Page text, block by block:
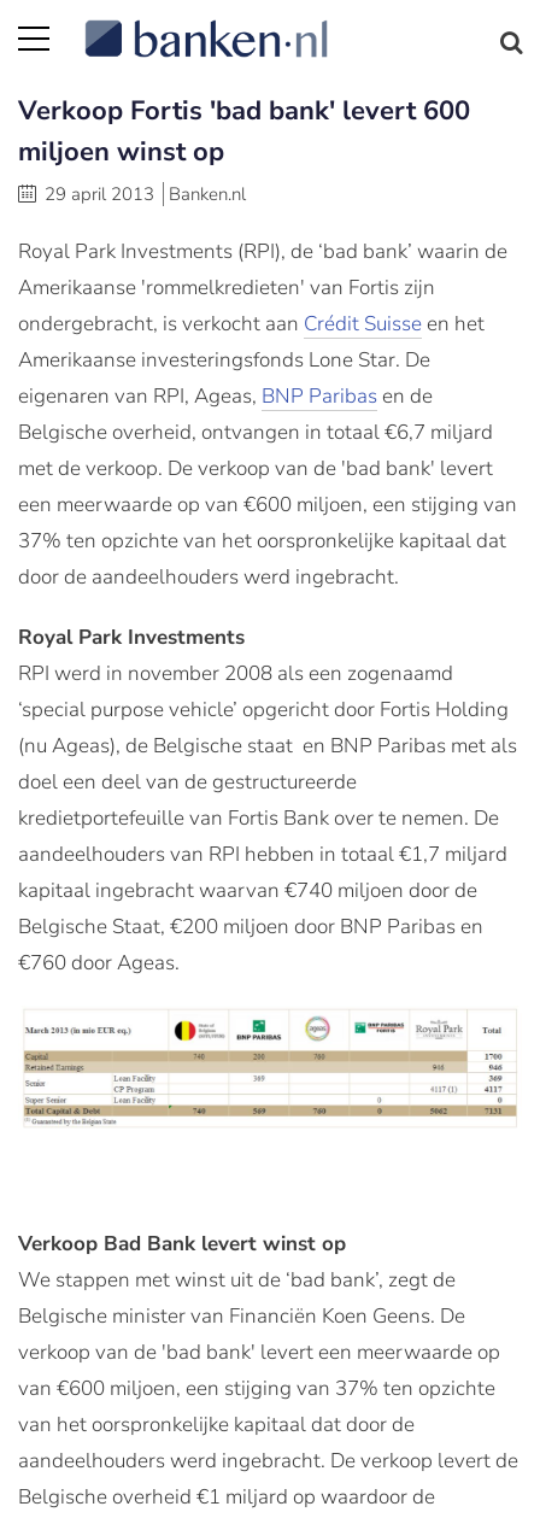
Verkoop Fortis 'bad bank' levert 600
miljoen winst op
29 april 2013 Banken.nl
Royal Park Investments (RPI), de ‘bad bank’ waarin de
Amerikaanse 'rommelkredieten' van Fortis zijn
ondergebracht, is verkocht aan Crédit Suisse en het
Amerikaanse investeringsfonds Lone Star. De
eigenaren van RPI, Ageas, BNP Paribas en de
Belgische overheid, ontvangen in totaal €6,7 miljard
met de verkoop. De verkoop van de 'bad bank' levert
een meerwaarde op van €600 miljoen, een stijging van
37% ten opzichte van het oorspronkelijke kapitaal dat
door de aandeelhouders werd ingebracht.
Royal Park Investments
RPI werd in november 2008 als een zogenaamd
‘special purpose vehicle’ opgericht door Fortis Holding
(nu Ageas), de Belgische staat en BNP Paribas met als
doel een deel van de gestructureerde
kredietportefeuille van Fortis Bank over te nemen. De
aandeelhouders van RPI hebben in totaal €1,7 miljard
kapitaal ingebracht waarvan €740 miljoen door de
Belgische Staat, €200 miljoen door BNP Paribas en
€760 door Ageas.
Verkoop Bad Bank levert winst op
We stappen met winst uit de ‘bad bank’, zegt de
Belgische minister van Financiën Koen Geens. De
verkoop van de 'bad bank' levert een meerwaarde op
van €600 miljoen, een stijging van 37% ten opzichte
van het oorspronkelijke kapitaal dat door de
aandeelhouders werd ingebracht. De verkoop levert de
Belgische overheid €1 miljard op waardoor de